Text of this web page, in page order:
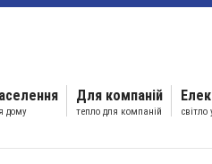
дому
Для компаній
тепло для компаній